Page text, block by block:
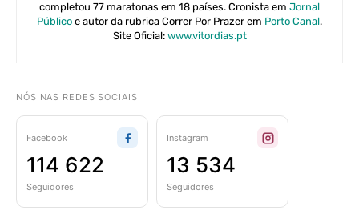
completou 77 maratonas em 18 países. Cronista em Jornal
Público e autor da rubrica Correr Por Prazer em Porto Canal.
Site Oficial: www.vitordias.pt
NÓS NAS REDES SOCIAIS
Facebook
114 622
Seguidores
Instagram
13 534
Seguidores